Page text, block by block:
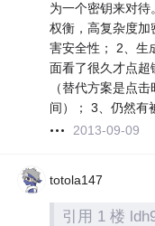
为一个密钥来对
权衡，高复杂度加
害安全性； 2、生
面看了很久才点超
（替代方案是点
间）； 3、仍然有
2013-09-09
totola147
引用 1 楼